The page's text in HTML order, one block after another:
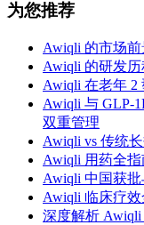
为您推荐
Awiqli 的市场
Awiqli 的研发
Awiqli 在老年 2
Awiqli 与 GLP-
双重管理
Awiqli vs 传统
Awiqli 用药全指
Awiqli 中国获
Awiqli 临床疗
深度解析 Awiqli